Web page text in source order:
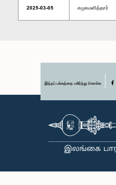
2025-03-05 சமூகமளித்தார்
இந்தப் பக்கத்தை பகிர்ந்து கொள்க